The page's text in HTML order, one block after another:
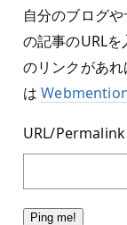
自分のブログ
の記事のURL
のリンクがあ
は
URL/